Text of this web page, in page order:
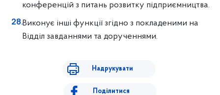
конференцій з питань розвитку підприємництва.
Виконує інші функції згідно з покладеними на
Відділ завданнями та дорученнями.
Надрукувати
Поділитися